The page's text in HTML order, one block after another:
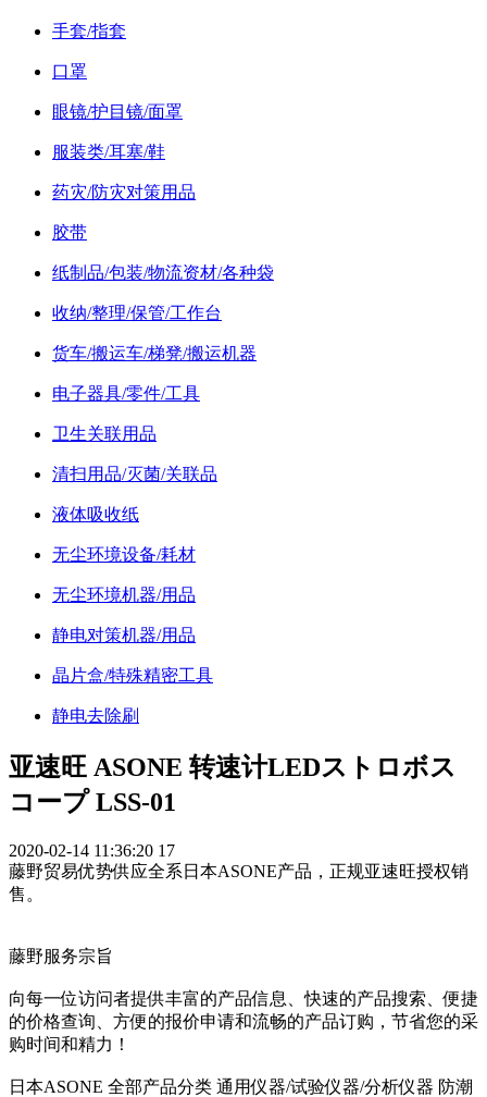
手套/指套
口罩
眼镜/护目镜/面罩
服装类/耳塞/鞋
药灾/防灾对策用品
胶带
纸制品/包装/物流资材/各种袋
收纳/整理/保管/工作台
货车/搬运车/梯凳/搬运机器
电子器具/零件/工具
卫生关联用品
清扫用品/灭菌/关联品
液体吸收纸
无尘环境设备/耗材
无尘环境机器/用品
静电对策机器/用品
晶片盒/特殊精密工具
静电去除刷
亚速旺 ASONE 转速计LEDストロボス
コープ LSS-01
2020-02-14 11:36:20 17
藤野贸易优势供应全系日本ASONE产品，正规亚速旺授权销
售。
藤野服务宗旨
向每一位访问者提供丰富的产品信息、快速的产品搜索、便捷
的价格查询、方便的报价申请和流畅的产品订购，节省您的采
购时间和精力！
日本ASONE 全部产品分类 通用仪器/试验仪器/分析仪器 防潮